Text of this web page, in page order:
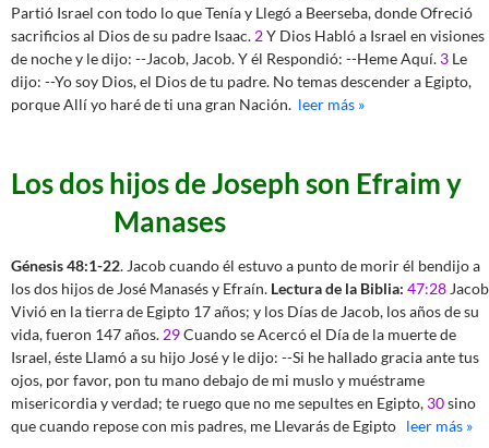
Partió Israel con todo lo que Tenía y Llegó a Beerseba, donde Ofreció
sacrificios al Dios de su padre Isaac. 2Y Dios Habló a Israel en visiones
de noche y le dijo: --Jacob, Jacob. Y él Respondió: --Heme Aquí. 3 Le
dijo: --Yo soy Dios, el Dios de tu padre. No temas descender a Egipto,
porque Allí yo haré de ti una gran Nación. leer más »
Los dos hijos de Joseph son Efraim y
Manases
Génesis 48:1-22. Jacob cuando él estuvo a punto de morir él bendijo a
los dos hijos de José Manasés y Efraín. Lectura de la Biblia: 47:28 Jacob
Vivió en la tierra de Egipto 17 años; y los Días de Jacob, los años de su
vida, fueron 147 años. 29Cuando se Acercó el Día de la muerte de
Israel, éste Llamó a su hijo José y le dijo: --Si he hallado gracia ante tus
ojos, por favor, pon tu mano debajo de mi muslo y muéstrame
misericordia y verdad; te ruego que no me sepultes en Egipto, 30sino
que cuando repose con mis padres, me Llevarás de Egipto leer más »